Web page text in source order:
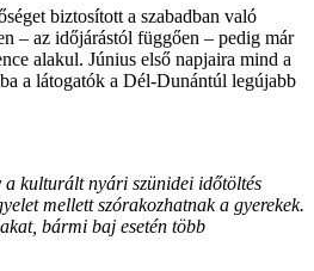
biztosított a szabadban való
– az időjárástól függően – pedig már
alakul. Június első napjaira mind a
a látogatók a Dél-Dunántúl legújabb
a kulturált nyári szünidei időtöltés
mellett szórakozhatnak a gyerekek.
bármi baj esetén több